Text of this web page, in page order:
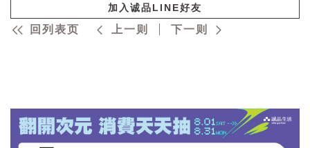
加入诚品LINE好友
回列表页 上一则 下一则